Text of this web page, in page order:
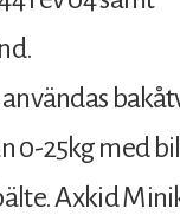
0-25kg med
Axkid